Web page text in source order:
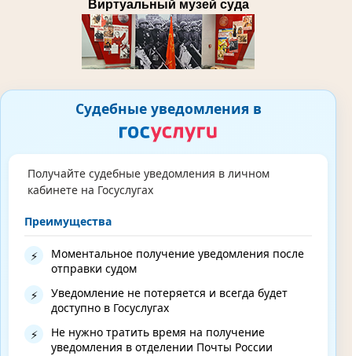
Виртуальный музей суда
Судебные уведомления в
Получайте судебные уведомления в личном
кабинете на Госуслугах
Преимущества
⚡
Моментальное получение уведомления после
отправки судом
⚡
Уведомление не потеряется и всегда будет
доступно в Госуслугах
⚡
Не нужно тратить время на получение
уведомления в отделении Почты России